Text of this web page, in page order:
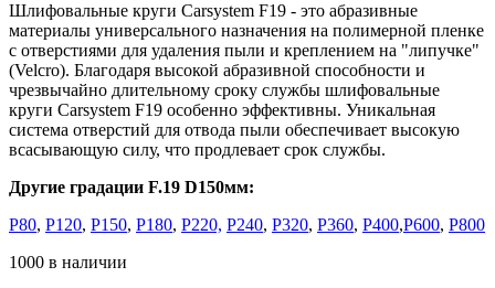
Шлифовальные круги Carsystem F19 - это абразивные
материалы универсального назначения на полимерной пленке
с отверстиями для удаления пыли и креплением на "липучке"
(Velcro). Благодаря высокой абразивной способности и
чрезвычайно длительному сроку службы шлифовальные
круги Carsystem F19 особенно эффективны. Уникальная
система отверстий для отвода пыли обеспечивает высокую
всасывающую силу, что продлевает срок службы.
Другие градации F.19 D150мм:
P80, P120, Р150, P180, Р220, Р240, P320, Р360, P400,P600, P800
1000 в наличии